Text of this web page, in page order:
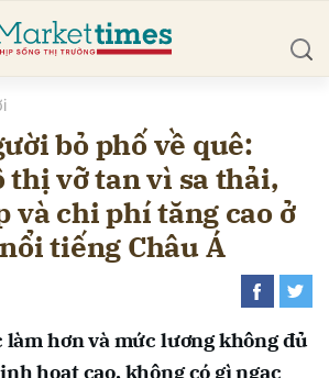
bỏ phố về quê:
thị vỡ tan vì sa thải,
và chi phí tăng cao ở
tiếng Châu Á
làm hơn và mức lương không đủ
hoạt cao, không có gì ngạc